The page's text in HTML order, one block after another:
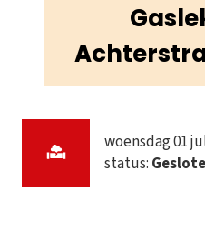
woensdag 01
status: